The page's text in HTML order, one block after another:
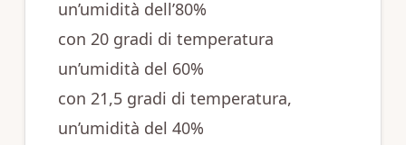
un’umidità dell’80%
con 20 gradi di temperatura
un’umidità del 60%
con 21,5 gradi di temperatura,
un’umidità del 40%